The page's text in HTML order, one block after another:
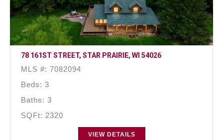
78 161ST STREET, STAR PRAIRIE, WI 54026
MLS #: 7082094
Beds: 3
Baths: 3
SQFt: 2320
VIEW DETAILS